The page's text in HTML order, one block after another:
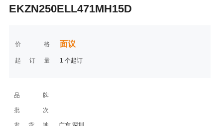
EKZN250ELL471MH15D
价格 面议
起订量 1 个起订
品牌
批次